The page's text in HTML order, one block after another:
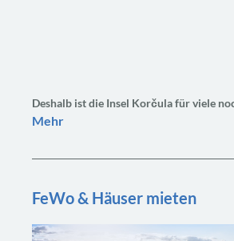
Deshalb ist die Insel Korčula für viele
Mehr
FeWo & Häuser mieten